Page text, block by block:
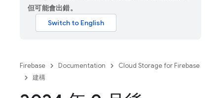
但可能會出錯。
Firebase Documentation
Cloud Storage for Firebase
建構